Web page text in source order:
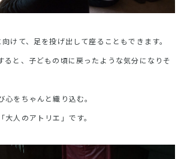
けて、足を投げ出して座ることもできます。
ると、子どもの頃に戻ったような気分になりそ
をちゃんと織り込む。
人のアトリエ」です。